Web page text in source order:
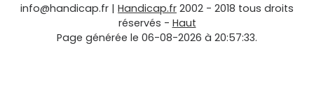
info@handicap.fr | Handicap.fr 2002 - 2018 tous droits
réservés - Haut
Page générée le 06-08-2026 à 20:57:33.